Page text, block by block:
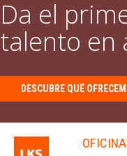
Da el
talento en
DESCUBRE QUÉ